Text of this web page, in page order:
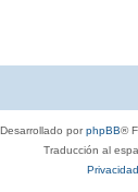
Desarrollado porphpBB®
Traducción al
Privacidad